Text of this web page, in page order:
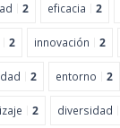
2 eficacia 2
2 innovación 2
2 entorno 2
2 diversidad